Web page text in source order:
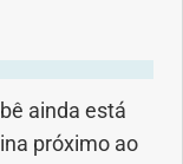
ainda está
próximo ao